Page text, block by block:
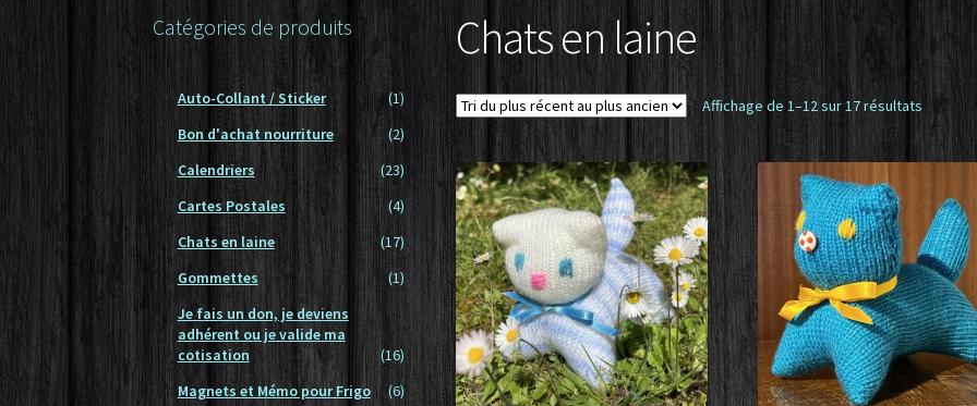
données
Nouveaux Produits
Chats en laine
Affichage de 1–12 sur 17 résultatsTrié
du
plus
ancien
Catégories de produits
Auto-Collant / Sticker
(1)
Bon d'achat nourriture
(2)
Calendriers
(23)
Cartes Postales
(4)
Chats en laine
(17)
Gommettes
(1)
Je fais un don, je deviens
adhérent ou je valide ma
cotisation
(16)
Magnets et Mémo pour Frigo
(6)